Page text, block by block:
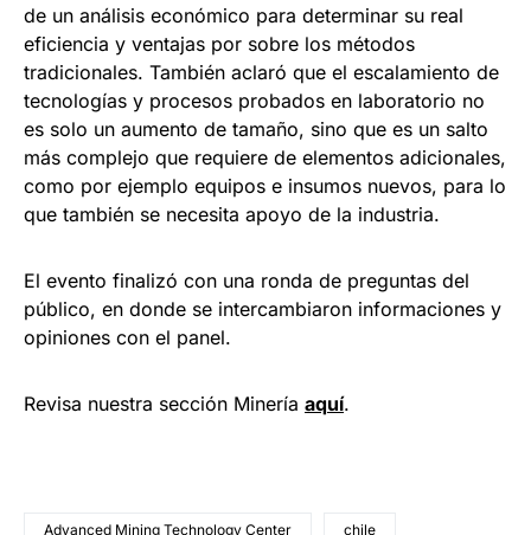
de un análisis económico para determinar su real
eficiencia y ventajas por sobre los métodos
tradicionales. También aclaró que el escalamiento de
tecnologías y procesos probados en laboratorio no
es solo un aumento de tamaño, sino que es un salto
más complejo que requiere de elementos adicionales,
como por ejemplo equipos e insumos nuevos, para lo
que también se necesita apoyo de la industria.
El evento finalizó con una ronda de preguntas del
público, en donde se intercambiaron informaciones y
opiniones con el panel.
Revisa nuestra sección Minería aquí.
Advanced Mining Technology Center chile